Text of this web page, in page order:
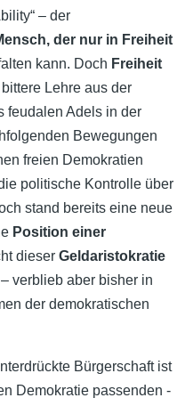
– der
der nur in Freiheit
kann. Doch Freiheit
Lehre aus der
feudalen Adels in der
Bewegungen
freien Demokratien
politische Kontrolle über
stand bereits eine neue
Position einer
dieser Geldaristokratie
verblieb aber bisher in
der demokratischen
Bürgerschaft ist
Demokratie passenden -